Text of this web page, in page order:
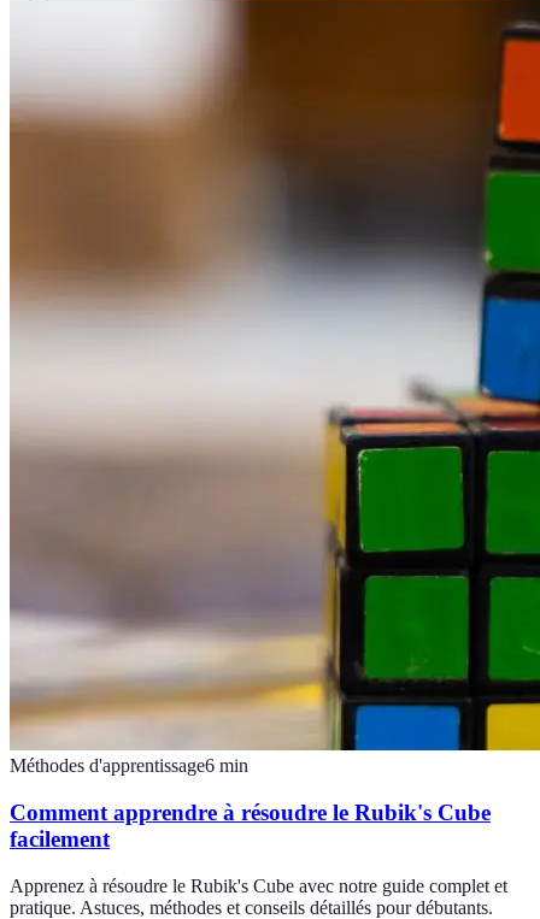
Méthodes d'apprentissage6 min
Comment apprendre à résoudre le Rubik's Cube
facilement
Apprenez à résoudre le Rubik's Cube avec notre guide complet et
pratique. Astuces, méthodes et conseils détaillés pour débutants.